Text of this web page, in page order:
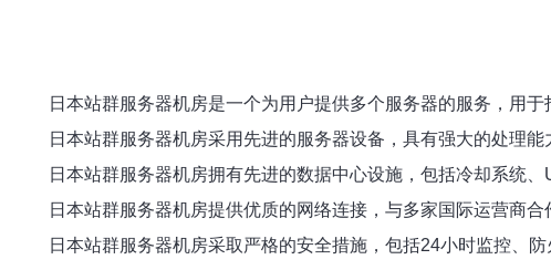
日本站群服务器机房是一个为用户提供多个服务器的服务，用
日本站群服务器机房采用先进的服务器设备，具有强大的处理
日本站群服务器机房拥有先进的数据中心设施，包括冷却系统
日本站群服务器机房提供优质的网络连接，与多家国际运营商
日本站群服务器机房采取严格的安全措施，包括24小时监控、